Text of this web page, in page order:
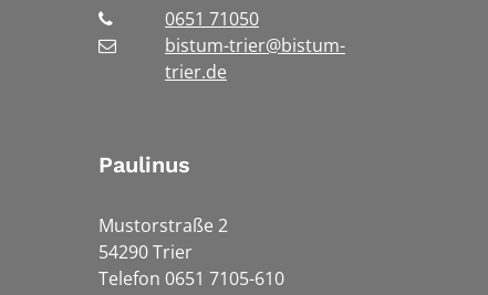
0651 71050
bistum-trier@bistum-
trier.de
Paulinus
Mustorstraße 2
54290 Trier
Telefon 0651 7105-610